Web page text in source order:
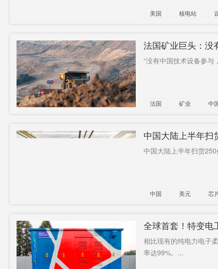
孩
中式步操 C8030 湖南GDP
台湾海峡
演练
二成
美国 核电站
法国矿业巨头：没
利
“没有中国技术设备参与
法国 矿业 中
中国大陆上半年扫
中国大陆上半年扫货
中国 美元
芯
全球首套！特变电
相比现有的纯电力电子
率达99%。...